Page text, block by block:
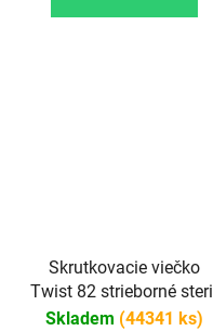
Skrutkovacie viečko
Twist 82 strieborné steril
Skladem (44341 ks)